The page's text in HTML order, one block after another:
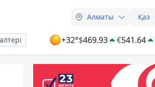
Алматы Қаз
+32°$469.93 €541.64